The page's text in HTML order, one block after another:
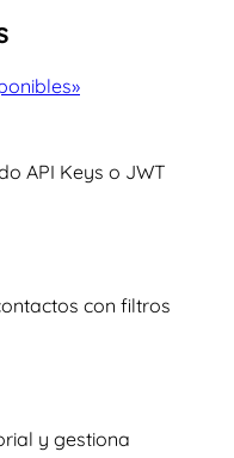
API Keys o JWT
con filtros
y gestiona